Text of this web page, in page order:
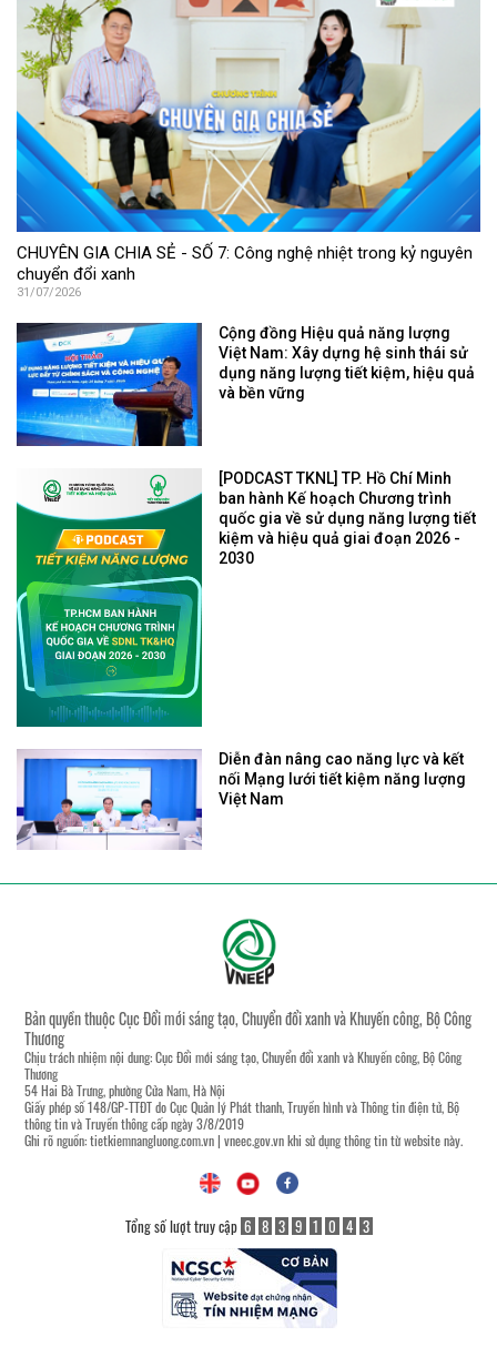
CHUYÊN GIA CHIA SẺ - SỐ 7: Công nghệ nhiệt trong kỷ nguyên
chuyển đổi xanh
31/07/2026
Cộng đồng Hiệu quả năng lượng
Việt Nam: Xây dựng hệ sinh thái sử
dụng năng lượng tiết kiệm, hiệu quả
và bền vững
[PODCAST TKNL] TP. Hồ Chí Minh
ban hành Kế hoạch Chương trình
quốc gia về sử dụng năng lượng tiết
kiệm và hiệu quả giai đoạn 2026 -
2030
Diễn đàn nâng cao năng lực và kết
nối Mạng lưới tiết kiệm năng lượng
Việt Nam
Bản quyền thuộc Cục Đổi mới sáng tạo, Chuyển đổi xanh và Khuyến công, Bộ Công
Thương
Chịu trách nhiệm nội dung: Cục Đổi mới sáng tạo, Chuyển đổi xanh và Khuyến công, Bộ Công
Thương
54 Hai Bà Trưng, phường Cửa Nam, Hà Nội
Giấy phép số 148/GP-TTĐT do Cục Quản lý Phát thanh, Truyền hình và Thông tin điện tử, Bộ
thông tin và Truyền thông cấp ngày 3/8/2019
Ghi rõ nguồn:tietkiemnangluong.com.vn| vneec.gov.vnkhi sử dụng thông tin từ website này.
Tổng số lượt truy cập 6 8 3 9 1 0 4 3